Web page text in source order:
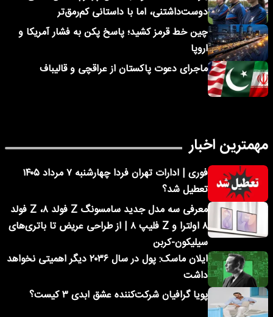
دوست‌داشتنی، اما با داستانی کم‌رمق‌تر
چین خط قرمز کشید؛ پاسخ پکن به فشار آمریکا و
اروپا
ماجرای دعوت پاکستان از عراقچی و قالیباف
مهمترین اخبار
فوری | ادارات تهران فردا چهارشنبه ۷ مرداد ۱۴۰۵
تعطیل شد؟
معرفی سه مدل جدید سامسونگ Z فولد ۸، Z فولد
۸ اولترا و Z فلیپ ۸ | از طراحی عریض تا باتری‌های
سیلیکون-کربن
ایلان ماسک: پول در سال ۲۰۳۶ دیگر اهمیتی نخواهد
داشت
پویا گرافیان شرکت‌کننده عشق ابدی ۳ کیست؟